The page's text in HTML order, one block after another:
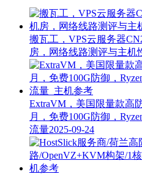
搬瓦工，VPS云服务器
房，网络线路测评与主机
ExtraVM，美国限量款高
月，免费100G防御，
流量2025-09-24